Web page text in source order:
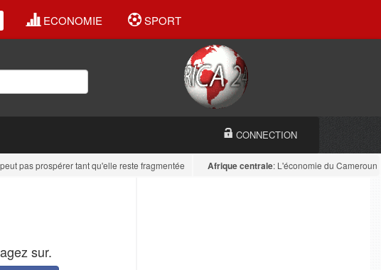
ECONOMIE SPORT
CONNECTION
pas prospérer tant qu'elle reste fragmentée Afrique centrale: L'économie du Cameroun
sur.